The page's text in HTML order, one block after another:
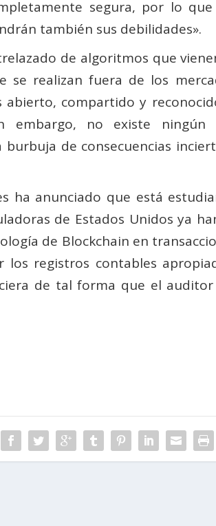
segura, por lo
también sus debilidades».
de algoritmos que
se realizan fuera de los
abierto, compartido y
embargo, no existe ningún
de consecuencias
ha anunciado que está
de Estados Unidos ya
de Blockchain en
los registros contables
de tal forma que el